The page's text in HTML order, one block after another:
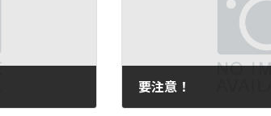
要注意！